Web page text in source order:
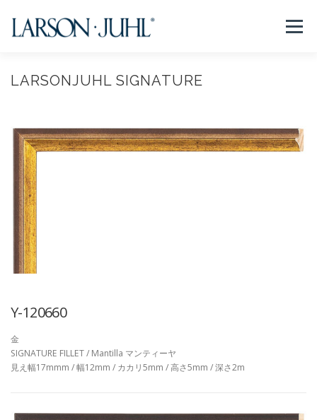
メニュー
NEWS フレームについて 会社紹介
取扱店リスト お問い合わせ 法人のお客様
EN/CN
LARSONJUHL SIGNATURE
Y-120660
金
SIGNATURE FILLET / Mantilla マンティーヤ
見え幅17mmm / 幅12mm / カカリ5mm / 高さ5mm / 深さ2m